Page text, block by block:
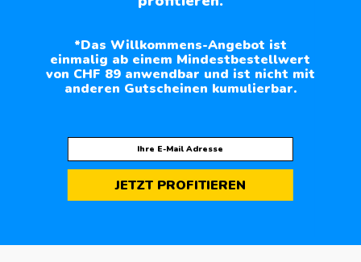
*Das Willkommens-Angebot ist
einmalig ab einem Mindestbestellwert
von CHF 89 anwendbar und ist nicht mit
anderen Gutscheinen kumulierbar.
JETZT PROFITIEREN